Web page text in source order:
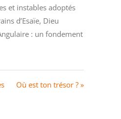
et instables adoptés
d’Esaïe, Dieu
: un fondement
Où est ton trésor ? »